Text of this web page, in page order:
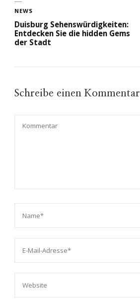
NEWS
Duisburg Sehenswürdigkeiten:
Entdecken Sie die hidden Gems
der Stadt
Schreibe einen Kommentar